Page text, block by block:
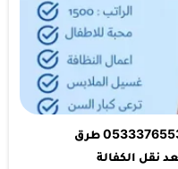
شغالة اندونيسية للتنازل في جدة 0533376553 طرق
نقل الكفالة